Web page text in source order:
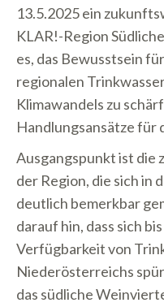
13.5.2025 ein
KLAR!-Region
es, das Bewusstsein
regionalen
Klimawandels zu
Handlungsansätze für
Ausgangspunkt ist die
der Region, die sich in
deutlich bemerkbar
darauf hin, dass sich
Verfügbarkeit von
Niederösterreichs
das südliche